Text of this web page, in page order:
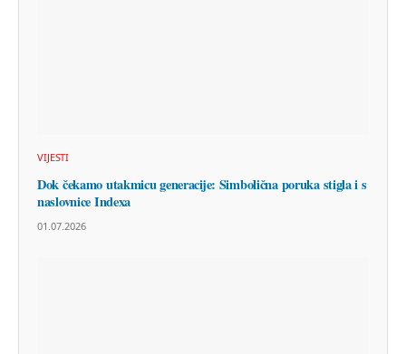
VIJESTI
Dok čekamo utakmicu generacije: Simbolična poruka stigla i s
naslovnice Indexa
01.07.2026